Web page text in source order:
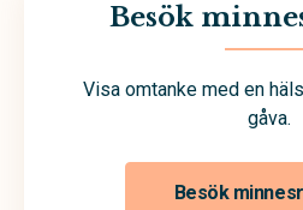
Besök
Visa omtanke med en
gåva.
Besök